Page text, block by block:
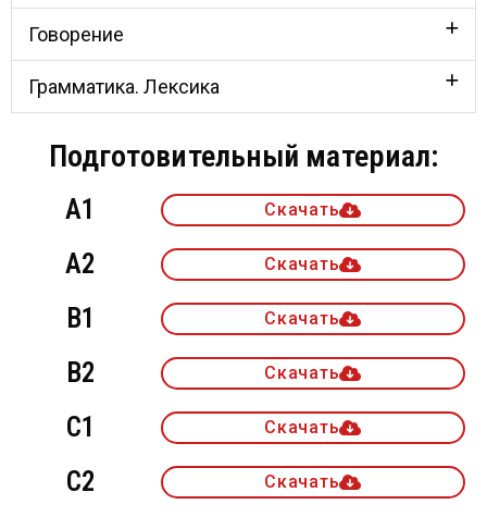
Говорение
Грамматика. Лексика
Подготовительный материал:
Α1 Скачать
Α2 Скачать
Β1 Скачать
B2 Скачать
C1 Скачать
C2 Скачать